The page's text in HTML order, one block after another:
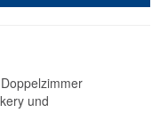
und